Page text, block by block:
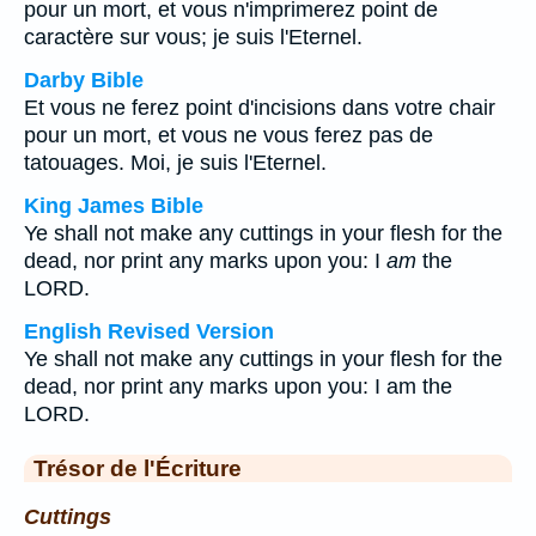
pour un mort, et vous n'imprimerez point de
caractère sur vous; je suis l'Eternel.
Darby Bible
Et vous ne ferez point d'incisions dans votre chair
pour un mort, et vous ne vous ferez pas de
tatouages. Moi, je suis l'Eternel.
King James Bible
Ye shall not make any cuttings in your flesh for the
dead, nor print any marks upon you: I am the
LORD.
English Revised Version
Ye shall not make any cuttings in your flesh for the
dead, nor print any marks upon you: I am the
LORD.
Trésor de l'Écriture
Cuttings